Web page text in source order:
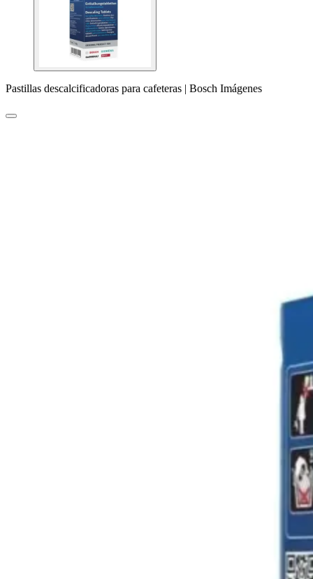
Pastillas descalcificadoras para cafeteras | Bosch Imágenes